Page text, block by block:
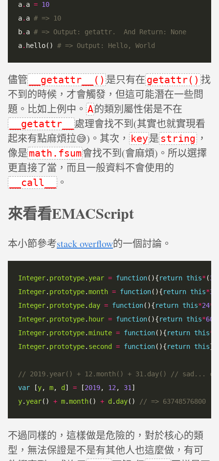
a. a = 10
a. a # => 10
b. a # => Output: getattr.  And Return: None
a. hello() # => Output: Hello, World
儘管 __getattr__() 是只有在getattr() 找
不到的時候，才會觸發，但這可能潛在一些問
題。比如上例中。 A的類別屬性偌是不在
__getattr__
處理會找不到(其實也就實現看
起來有點麻煩拉😅)。其次， key是string，
像是 math.fsum會找不到(會麻煩)。所以選擇
更直接了當，而且一般資料不會使用的
__call__ 。
來看看EMACScript
本小節參考stack overflow的一個討論。
Integer. prototype. year = function(){return this* (
Integer. prototype.month = function(){return this*30
Integer. prototype. day = function(){return this*24*
Integer. prototype. hour = function(){return this*60
Integer. prototype.minute = function(){return this*
Integer. prototype. second = function(){return this};
var [y, m, d ] = [2019, 12 , 31
y. year() + m.month() + d . day()
不過同樣的，這樣做是危險的，對於核心的類
型，無法保證是不是有其他人也這麼做，有可